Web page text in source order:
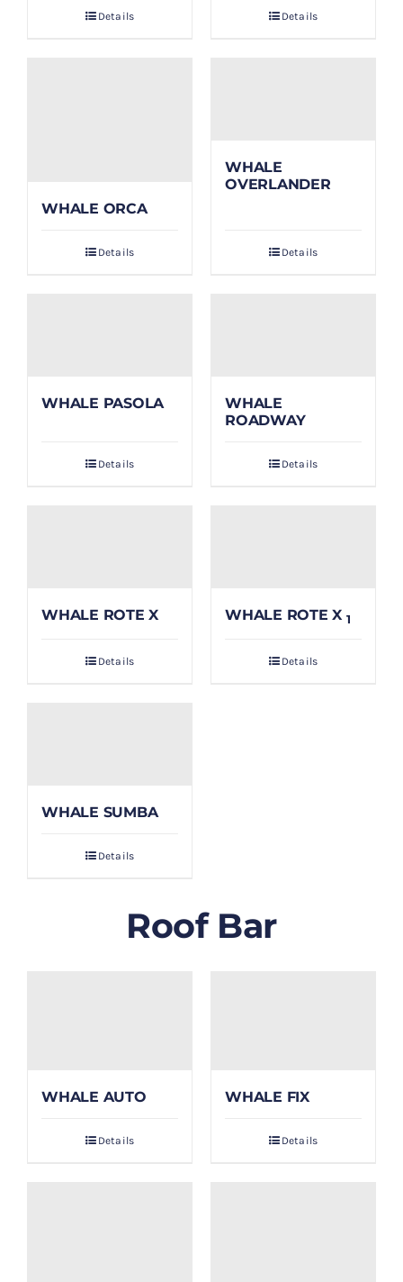
Details Details
WHALE ORCA
Details
WHALE
OVERLANDER
Details
WHALE PASOLA
Details
WHALE
ROADWAY
Details
WHALE ROTE X
Details
WHALE ROTE X 1
Details
WHALE SUMBA
Details
Roof Bar
WHALE AUTO
Details
WHALE FIX
Details